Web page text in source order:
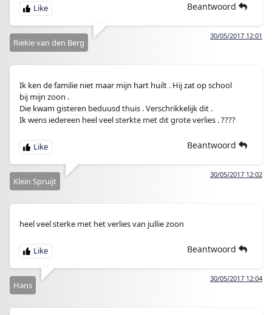
Beantwoord
30/05/2017 12:01
Riekie van den Berg
Ik ken de familie niet maar mijn hart huilt . Hij zat op school
bij mijn zoon .
Die kwam gisteren beduusd thuis . Verschrikkelijk dit .
Ik wens iedereen heel veel sterkte met dit grote verlies . ????
Beantwoord
30/05/2017 12:02
Klein Spruijt
heel veel sterke met het verlies van jullie zoon
Beantwoord
30/05/2017 12:04
Hans